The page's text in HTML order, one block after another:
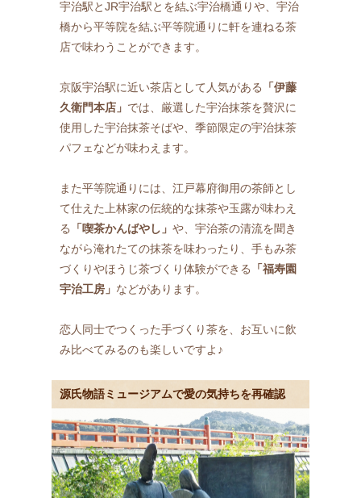
宇治駅とJR宇治駅とを結ぶ宇治橋通りや、宇治
橋から平等院を結ぶ平等院通りに軒を連ねる茶
店で味わうことができます。
京阪宇治駅に近い茶店として人気がある
「伊藤
久衛門本店」 では、厳選した宇治抹茶を贅沢に
使用した宇治抹茶そばや、季節限定の宇治抹茶
パフェなどが味わえます。
また平等院通りには、江戸幕府御用の茶師とし
て仕えた上林家の伝統的な抹茶や玉露が味わえ
る
「喫茶かんばやし」 や、宇治茶の清流を聞き
ながら淹れたての抹茶を味わったり、手もみ茶
づくりやほうじ茶づくり体験ができる
「福寿園
宇治工房」 などがあります。
恋人同士でつくった手づくり茶を、お互いに飲
み比べてみるのも楽しいですよ♪
源氏物語ミュージアムで愛の気持ちを再確認